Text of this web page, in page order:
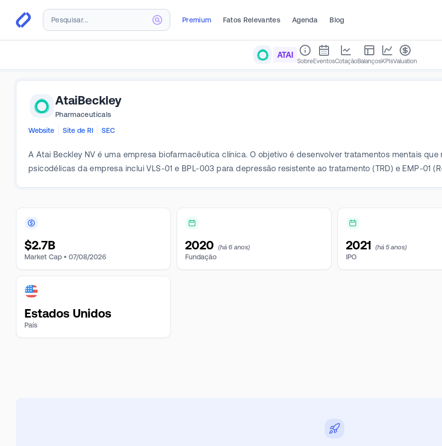
Premium Fatos Relevantes Agenda Blog
ATAI
SobreEventosCotaçãoBalançosKPIsValuation
AtaiBeckley
Pharmaceuticals
Website
Site de RI SEC
A Atai Beckley NV é uma empresa biofarmacêutica clínica. O objetivo é desenvolver tratamentos mentais
psicodélicas da empresa inclui VLS-01 e BPL-003 para depressão resistente ao tratamento (TRD) e EMP-01
$2.7B
Market Cap • 07/08/2026
2020 (há 6 anos)
Fundação
2021 (há 5 anos)
IPO
Estados Unidos
País